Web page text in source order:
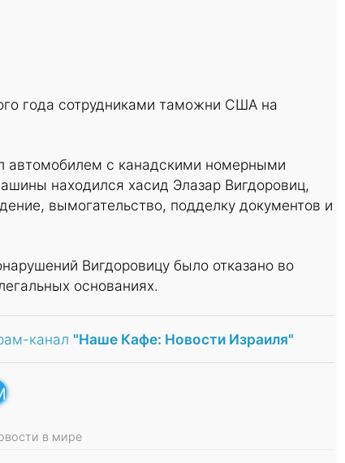
года сотрудниками таможни США на
автомобилем с канадскими номерными
находился хасид Элазар Вигдоровиц,
вымогательство, подделку документов и
Вигдоровицу было отказано во
основаниях.
канал "Наше Кафе: Новости Израиля"
в мире